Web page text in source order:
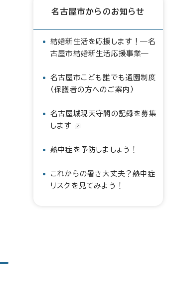
名古屋市からのお知らせ
結婚新生活を応援します！―名
古屋市結婚新生活応援事業―
名古屋市こども誰でも通園制度
（保護者の方へのご案内）
名古屋城現天守閣の記録を募集
します
熱中症を予防しましょう！
これからの暑さ大丈夫？熱中症
リスクを見てみよう！